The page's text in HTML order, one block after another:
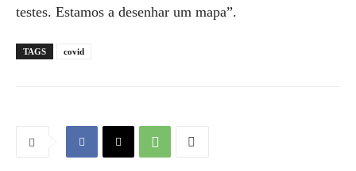
testes. Estamos a desenhar um mapa”.
TAGS covid